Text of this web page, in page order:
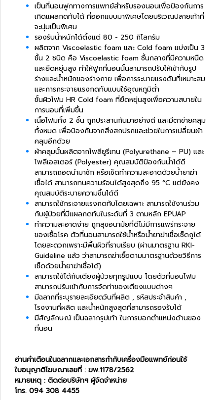
เป็นที่นอนฟูกทางการแพทย์สำหรับรองนอนเพื่อป้องกันการ
เกิดแผลกดทับได้ ที่ออกแบบมาพิเศษโดยบริเวณปลายเท้าที่
จะนุ่มเป็นพิเศษ
รองรับน้ำหนักได้ตั้งแต่ 80 - 250 กิโลกรัม
ผลิตจาก Viscoelastic foam และ Cold foam แบ่งเป็น 3
ชั้น 2 ชนิด คือ Viscoelastic foam ชั้นกลางที่มีความหนืด
และยืดหยุ่นสูง ทำให้ฟูกที่นอนนั้นสามารถปรับให้เข้ากับรูป
ร่างและน้ำหนักของร่างกาย เพื่อการระบายแรงดันที่เหมาะสม
และการกระจายแรงกดทับแบบใช้อุณหภูมิต่ำ
ชั้นผิวโฟม HR Cold foam ที่ยืดหยุ่นสูงเพื่อความสบายใน
การนอนที่เพิ่มขึ้น
เนื้อโฟมทั้ง 2 ชั้น ถูกประสานกันมาอย่างดี และมีตาข่ายคลุม
ทั้งหมด เพื่อป้องกันจากสิ่งสกปรกและช่วยในการเปลี่ยนผ้า
คลุมอีกด้วย
ผ้าคลุมนั้นผลิตจากโพลียูรีเทน (Polyurethane – PU) และ
โพลีเอสเตอร์ (Polyester) คุณสมบัติป้องกันน้ำได้ดี
สามารถถอดนำมาซัก หรือเช็ดทำความสะอาดด้วยน้ำยาฆ่า
เชื้อได้ สามารถทนความร้อนได้สูงสุดถึง 95 °C แต่ยังคง
คุณสมบัติระบายความชื้นได้ดี
สามารถใช้กระจายแรงกดทับโดยเฉพาะ สามารถใช้งานร่วม
กับผู้ป่วยที่มีแผลกดทับในระดับที่ 3 ตามหลัก EPUAP
ทำความสะอาดง่าย ถูกสุขอนามัยที่ดีไม่มีการแพร่กระจาย
ของเชื้อโรค ตัวที่นอนสามารถใช้น้ำหรือน้ำยาฆ่าเชื้อเช็ดถูได้
โดยสะดวกเพราะมีพื้นผิวที่ราบเรียบ (ผ่านมาตรฐาน RKI-
Guideline แล้ว ว่าสามารถฆ่าเชื้อตามมาตรฐานด้วยวิธีการ
เช็ดด้วยน้ำยาฆ่าเชื้อได้)
สามารถใช้ได้กับเตียงผู้ป่วยทุกรูปแบบ โดยตัวที่นอนโฟม
สามารถปรับเข้ากับการจัดท่าของเตียงแบบต่างๆ
มีฉลากที่ระบุรายละเอียดวันที่ผลิต , รหัสประจำสินค้า ,
โรงงานที่ผลิต และน้ำหนักสูงสุดที่สามารถรองรับได้
มีสัญลักษณ์ เป็นฉลากรูปเท้า ในการบอกตำแหน่งด้านของ
ที่นอน
อ่านคำเตือนในฉลากและเอกสารกำกับเครื่องมือแพทย์ก่อนใช้
ใบอนุญาติโฆษณาเลขที่ : ฆพ.1178/2562
หมายเหตุ : ติดต่อบริษัทฯ ผู้จัดจำหน่าย
โทร. 094 308 4455